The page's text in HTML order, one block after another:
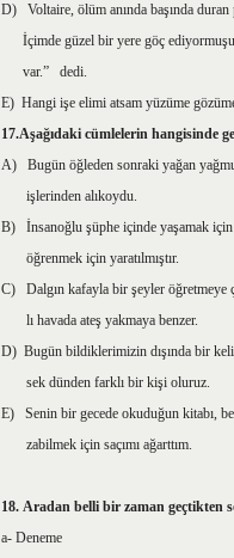
D) Voltaire, ölüm anında başında
İçimde güzel bir yere göç
var.” dedi.
E) Hangi işe elimi atsam yüzüme
17.Aşağıdaki cümlelerin hangisinde
A) Bugün öğleden sonraki yağan
işlerinden alıkoydu.
B) İnsanoğlu şüphe içinde yaşamak
öğrenmek için yaratılmıştır.
C) Dalgın kafayla bir şeyler öğretmeye
lı havada ateş yakmaya benzer.
D) Bugün bildiklerimizin dışında bir
sek dünden farklı bir kişi oluruz.
E) Senin bir gecede okuduğun kitabı,
zabilmek için saçımı ağarttım.
18. Aradan belli bir zaman geçtikten
a- Deneme